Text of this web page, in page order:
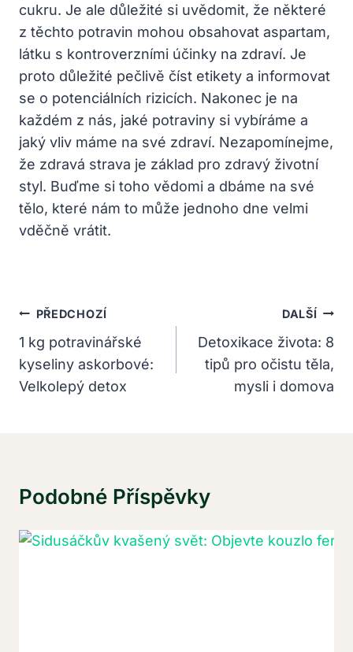
cukru. Je ale důležité si uvědomit, že některé
z těchto potravin mohou obsahovat aspartam,
látku s kontroverzními účinky na zdraví. Je
proto důležité pečlivě číst etikety a informovat
se o potenciálních rizicích. Nakonec je na
každém z nás, jaké potraviny si vybíráme a
jaký vliv máme na své zdraví. Nezapomínejme,
že zdravá strava je základ pro zdravý životní
styl. Buďme si toho vědomi a dbáme na své
tělo, které nám to může jednoho dne velmi
vděčně vrátit.
Navigace
Pro
Příspěvek
PŘEDCHOZÍ
1 kg potravinářské
kyseliny askorbové:
Velkolepý detox
DALŠÍ
Detoxikace života: 8
tipů pro očistu těla,
mysli i domova
Podobné Příspěvky